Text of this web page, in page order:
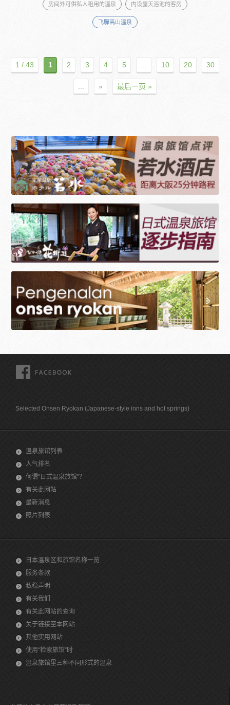
房间外可供私人租用的温泉 内设露天浴池的客房
飞驒高山温泉
1 / 43 1 2 3 4 5 10 20 30
» 最后一页 »
Selected Onsen Ryokan (Japanese-style inns and hot springs)
温泉旅馆列表
人气排名
何谓"日式温泉旅馆"？
有关此网站
最新消息
照片列表
日本温泉区和旅馆名称一览
服务条款
私稳声明
有关我们
有关此网站的查询
关于链接至本网站
其他实用网站
使用“检索旅馆”时
温泉旅馆里三种不同形式的温泉